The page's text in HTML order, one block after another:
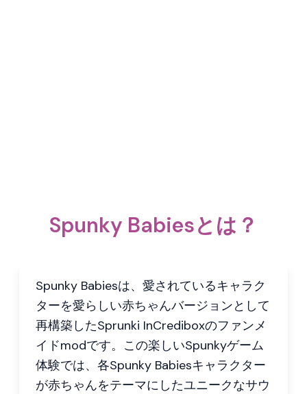
Spunky Babiesとは？
Spunky Babiesは、愛されているキャラク
ターを愛らしい赤ちゃんバージョンとして
再構築したSprunki InCrediboxのファンメ
イドmodです。この楽しいSpunkyゲーム
体験では、各Spunky Babiesキャラクター
が赤ちゃんをテーマにしたユニークなサウ